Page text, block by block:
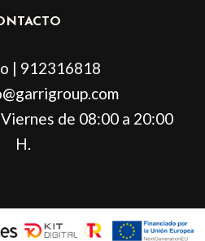
t
n
| 912316818
de 08:00 a 20:00
H.